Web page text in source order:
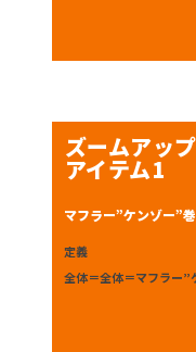
ズームアップ
アイテム1
マフラー”ケンゾー”
定義
全体＝全体＝マフラー”